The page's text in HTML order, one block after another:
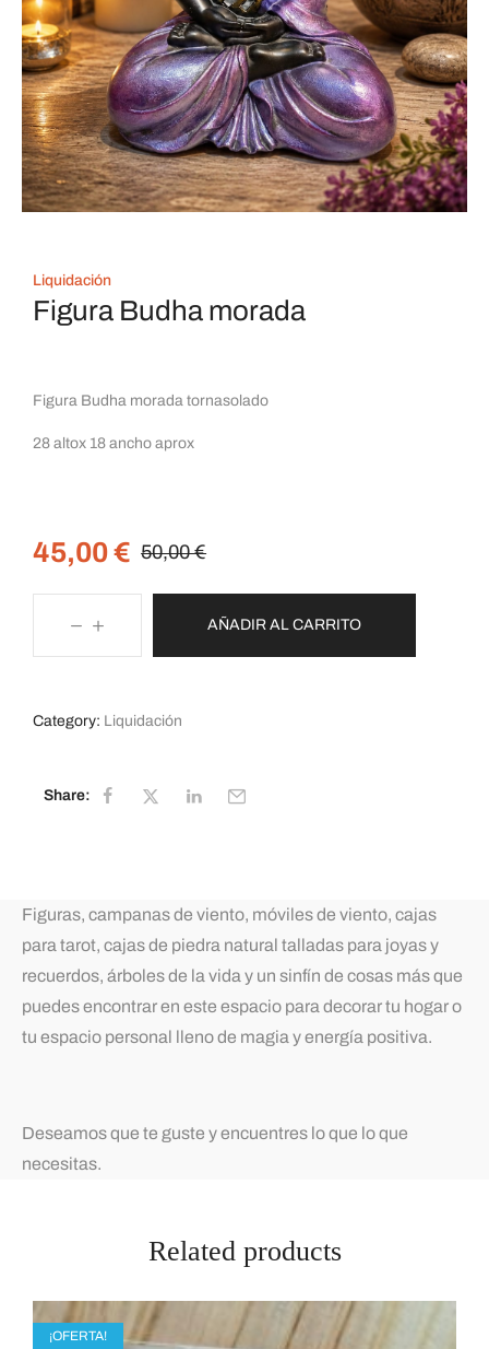
Liquidación
Figura Budha morada
Figura Budha morada tornasolado
28 altox 18 ancho aprox
50,00€
45,00€
AÑADIR AL CARRITO
Category: Liquidación
Share:
Figuras, campanas de viento, móviles de viento, cajas
para tarot, cajas de piedra natural talladas para joyas y
recuerdos, árboles de la vida y un sinfín de cosas más que
puedes encontrar en este espacio para decorar tu hogar o
tu espacio personal lleno de magia y energía positiva.
Deseamos que te guste y encuentres lo que lo que
necesitas.
Related products
¡OFERTA!